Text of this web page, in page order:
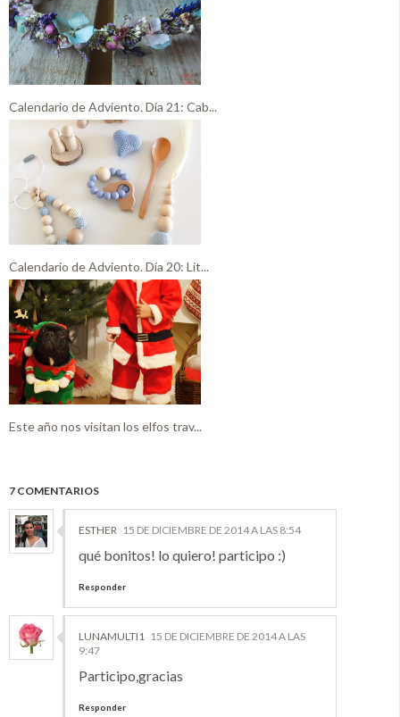
Calendario de Adviento. Día 21: Cab...
Calendario de Adviento. Día 20: Lit...
Este año nos visitan los elfos trav...
7 COMENTARIOS
ESTHER 15 DE DICIEMBRE DE 2014 A LAS 8:54
qué bonitos! lo quiero! participo :)
Responder
LUNAMULTI1
15 DE DICIEMBRE DE 2014 A LAS
9:47
Participo,gracias
Responder